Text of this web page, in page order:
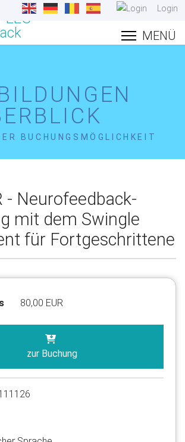
Login
BUCHUNGSMÖGLICHKEIT
- Neurofeedback-
mit dem Swingle
für Fortgeschrittene
80,00 EUR
zur Buchung